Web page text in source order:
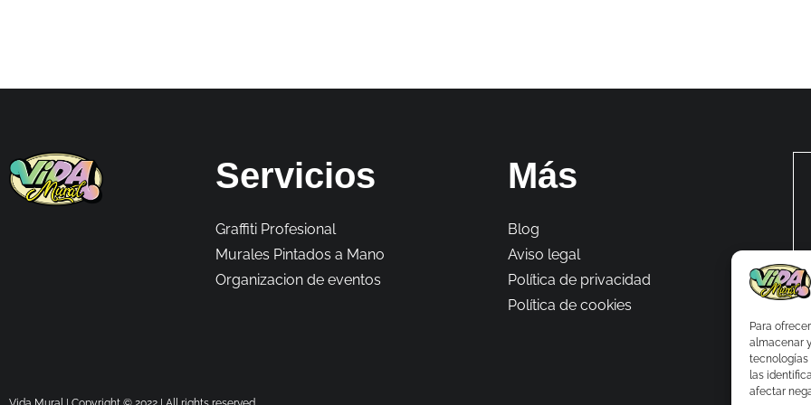
Para
almacenar
tecnologías
las
afectar
Servicios
Graffiti Profesional
Murales Pintados a Mano
Organizacion de eventos
Más
Blog
Aviso legal
Política de privacidad
Política de cookies